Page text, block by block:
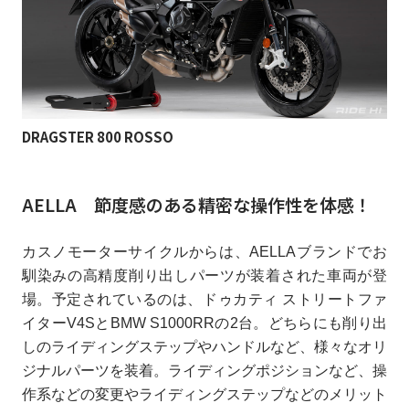
DRAGSTER 800 ROSSO
AELLA 節度感のある精密な操作性を体感！
カスノモーターサイクルからは、AELLAブランドでお
馴染みの高精度削り出しパーツが装着された車両が登
場。予定されているのは、ドゥカティ ストリートファ
イターV4SとBMW S1000RRの2台。どちらにも削り出
しのライディングステップやハンドルなど、様々なオリ
ジナルパーツを装着。ライディングポジションなど、操
作系などの変更やライディングステップなどのメリット